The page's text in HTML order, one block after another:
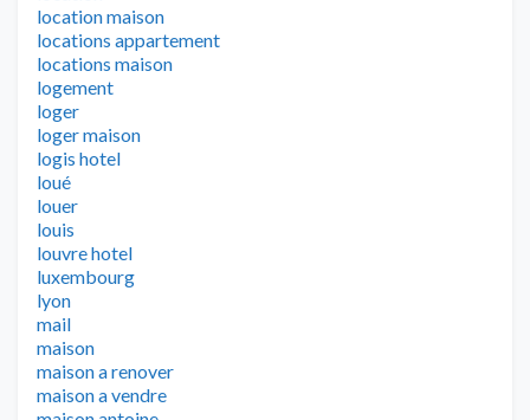
location maison
locations appartement
locations maison
logement
loger
loger maison
logis hotel
loué
louer
louis
louvre hotel
luxembourg
lyon
mail
maison
maison a renover
maison a vendre